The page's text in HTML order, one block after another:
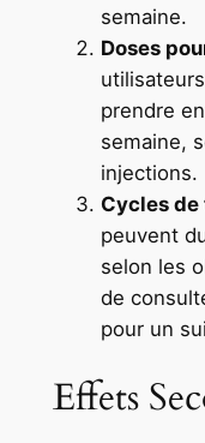
semaine.
Doses
prendre
semaine,
injections.
Cycles
peuvent
selon les
de
pour un
Effets